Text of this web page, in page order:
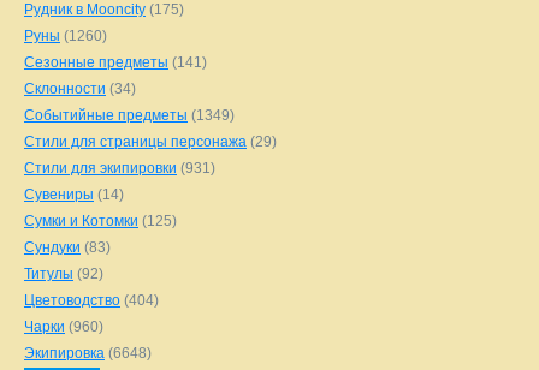
Рудник в Mooncity (175)
Руны (1260)
Сезонные предметы (141)
Склонности (34)
Событийные предметы (1349)
Стили для страницы персонажа (29)
Стили для экипировки (931)
Сувениры (14)
Сумки и Котомки (125)
Сундуки (83)
Титулы (92)
Цветоводство (404)
Чарки (960)
Экипировка (6648)